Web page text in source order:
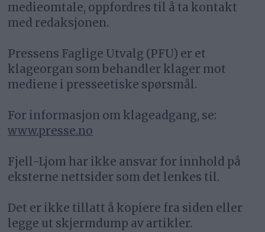
medieomtale, oppfordres til å ta kontakt
med redaksjonen.
Pressens Faglige Utvalg (PFU) er et
klageorgan som behandler klager mot
mediene i presseetiske spørsmål.
For informasjon om klageadgang, se:
www.presse.no
Fjell-Ljom har ikke ansvar for innhold på
eksterne nettsider som det lenkes til.
Det er ikke tillatt å kopiere fra siden eller
legge ut skjermdump av artikler.